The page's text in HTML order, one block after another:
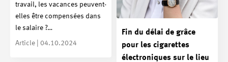
travail, les vacances peuvent-
elles être compensées dans
le salaire ?…
Article | 04.10.2024
Fin du délai de grâce
pour les cigarettes
électroniques sur le lieu